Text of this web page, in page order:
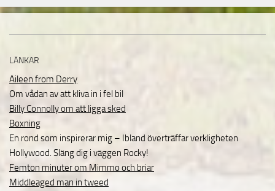
LÄNKAR
Aileen from Derry
Om vådan av att kliva in i fel bil
Billy Connolly om att ligga sked
Boxning
En rond som inspirerar mig – Ibland överträffar verkligheten
Hollywood. Släng dig i väggen Rocky!
Femton minuter om Mimmo och briar
Middleaged man in tweed